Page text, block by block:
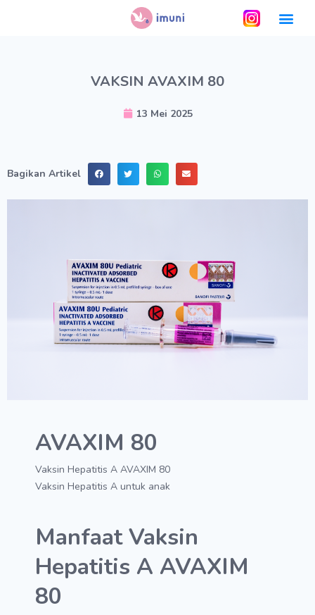
VAKSIN AVAXIM 80
13 Mei 2025
Bagikan Artikel
AVAXIM 80
Vaksin Hepatitis A AVAXIM 80
Vaksin Hepatitis A untuk anak
Manfaat Vaksin
Hepatitis A AVAXIM
80